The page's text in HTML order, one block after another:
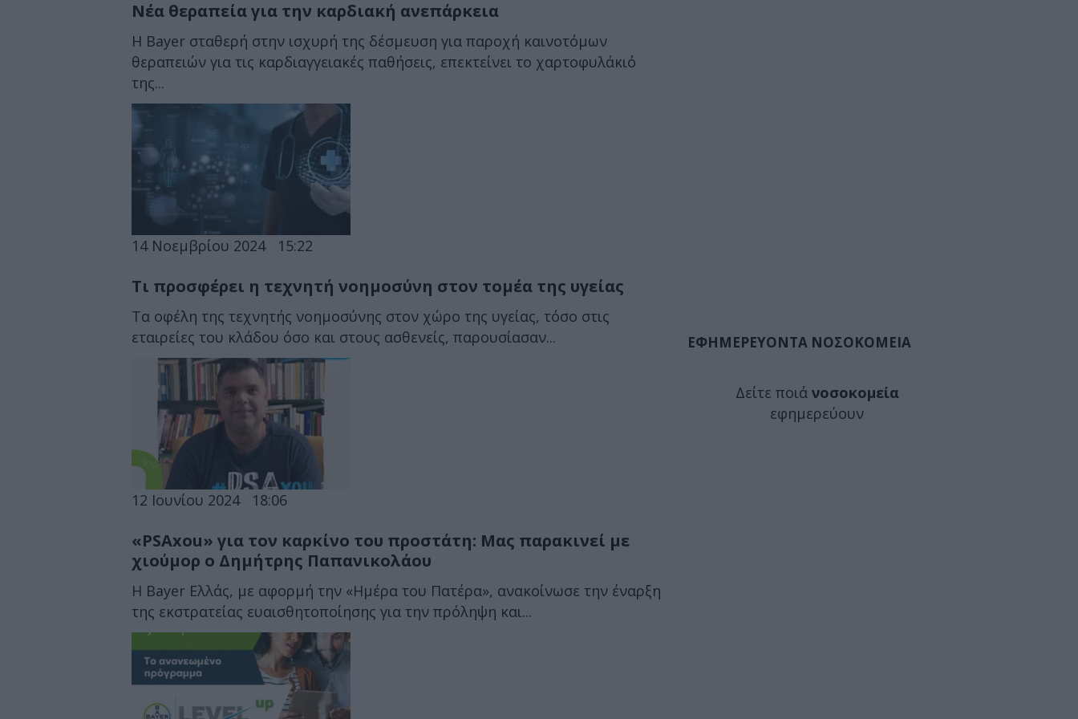
Νέα θεραπεία για την καρδιακή ανεπάρκεια
Η Bayer σταθερή στην ισχυρή της δέσμευση για παροχή καινοτόμων
θεραπειών για τις καρδιαγγειακές παθήσεις, επεκτείνει το χαρτοφυλάκιό
της...
14 Νοεμβρίου 2024 15:22
Τι προσφέρει η τεχνητή νοημοσύνη στον τομέα της υγείας
Τα οφέλη της τεχνητής νοημοσύνης στον χώρο της υγείας, τόσο στις
εταιρείες του κλάδου όσο και στους ασθενείς, παρουσίασαν...
12 Ιουνίου 2024 18:06
«PSAxou» για τον καρκίνο του προστάτη: Μας παρακινεί με
χιούμορ ο Δημήτρης Παπανικολάου
H Bayer Ελλάς, με αφορμή την «Ημέρα του Πατέρα», ανακοίνωσε την έναρξη
της εκστρατείας ευαισθητοποίησης για την πρόληψη και...
ΕΦΗΜΕΡΕΥΟΝΤΑ ΝΟΣΟΚΟΜΕΙΑ
Δείτε ποιά νοσοκομεία
εφημερεύουν